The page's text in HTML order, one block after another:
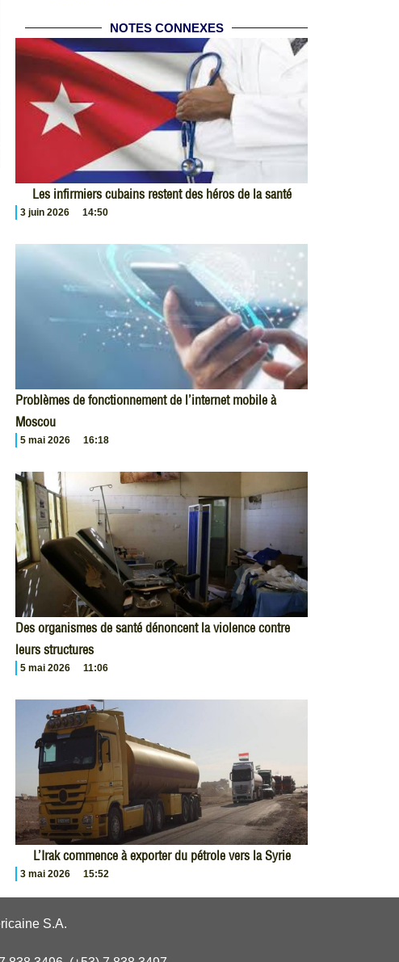
NOTES CONNEXES
Les infirmiers cubains restent des héros de la santé
3 juin 2026 14:50
Problèmes de fonctionnement de l’internet mobile à
Moscou
5 mai 2026 16:18
Des organismes de santé dénoncent la violence contre
leurs structures
5 mai 2026 11:06
L’Irak commence à exporter du pétrole vers la Syrie
3 mai 2026 15:52
S.A.